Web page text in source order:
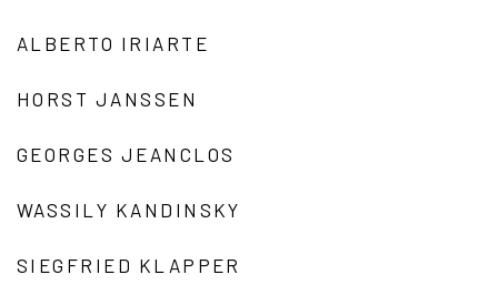
ALBERTO IRIARTE
HORST JANSSEN
GEORGES JEANCLOS
WASSILY KANDINSKY
SIEGFRIED KLAPPER